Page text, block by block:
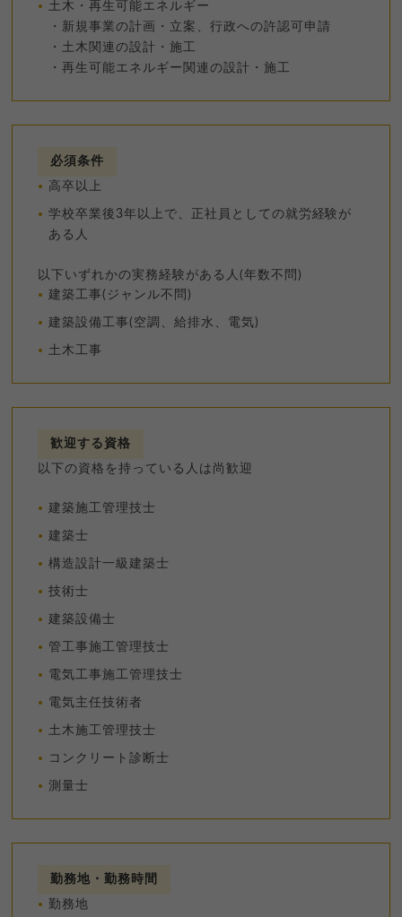
土木・再生可能エネルギー
・新規事業の計画・立案、行政への許認可申請
・土木関連の設計・施工
・再生可能エネルギー関連の設計・施工
必須条件
高卒以上
学校卒業後3年以上で、正社員としての就労経験が
ある人
以下いずれかの実務経験がある人(年数不問)
建築工事(ジャンル不問)
建築設備工事(空調、給排水、電気)
土木工事
歓迎する資格
以下の資格を持っている人は尚歓迎
建築施工管理技士
建築士
構造設計一級建築士
技術士
建築設備士
管工事施工管理技士
電気工事施工管理技士
電気主任技術者
土木施工管理技士
コンクリート診断士
測量士
勤務地・勤務時間
勤務地